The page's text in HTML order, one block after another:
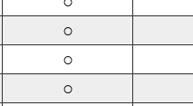
○
○
○